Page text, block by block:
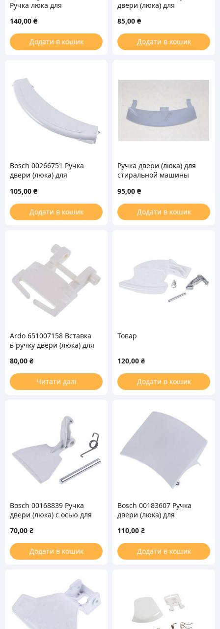
Ручка люка для
(DC97-09760A)
140,00 ₴
Додати в кошик
двери (люка) для
85,00 ₴
Додати в кошик
Bosch 00266751 Ручка
двери (люка) для
105,00 ₴
Додати в кошик
Ручка двери (люка) для
стиральной машины
95,00 ₴
Додати в кошик
Ardo 651007158 Вставка
в ручку двери (люка) для
80,00 ₴
Читати далі
Товар
120,00 ₴
Додати в кошик
Bosch 00168839 Ручка
двери (люка) с осью для
70,00 ₴
Додати в кошик
Bosch 00183607 Ручка
двери (люка) для
110,00 ₴
Додати в кошик